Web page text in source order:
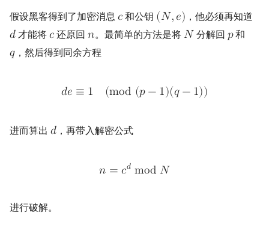
假设黑客得到了加密消息 𝑐 和公钥 (𝑁,𝑒) ，他必须再知道
𝑑才能将 𝑐 还原回𝑛。最简单的方法是将 𝑁 分解回 𝑝和
𝑞，然后得到同余方程
𝑑𝑒 ≡ 1 (mod (𝑝− 1)(𝑞− 1))
进而算出 𝑑，再带入解密公式
𝑛 = 𝑐𝑑 mod 𝑁
进行破解。